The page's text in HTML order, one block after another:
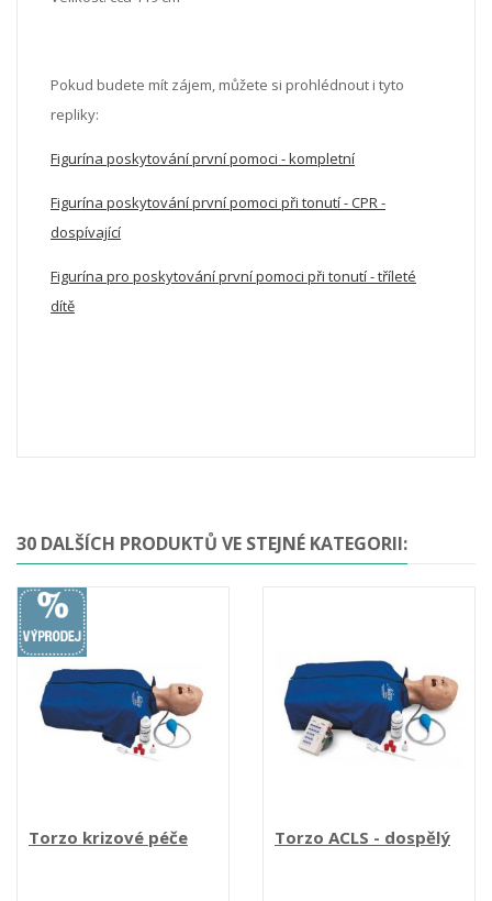
Pokud budete mít zájem, můžete si prohlédnout i tyto
repliky:
Figurína poskytování první pomoci - kompletní
Figurína poskytování první pomoci při tonutí - CPR -
dospívající
Figurína pro poskytování první pomoci při tonutí - tříleté
dítě
30 DALŠÍCH PRODUKTŮ VE STEJNÉ KATEGORII:
Torzo krizové péče Torzo ACLS - dospělý